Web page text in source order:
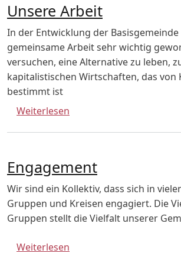
Unsere Arbeit
In der Entwicklung der
gemeinsame Arbeit sehr wichtig
versuchen, eine Alternative zu leben,
kapitalistischen Wirtschaften, das von
bestimmt ist
Weiterlesen
Engagement
Wir sind ein Kollektiv, dass sich in
Gruppen und Kreisen engagiert. Die
Gruppen stellt die Vielfalt unserer
Weiterlesen